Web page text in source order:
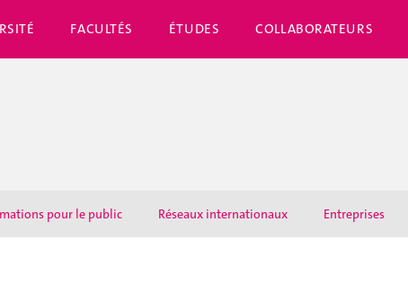
FACULTÉS ÉTUDES COLLABORATEURS
pour le public Réseaux internationaux Entreprises